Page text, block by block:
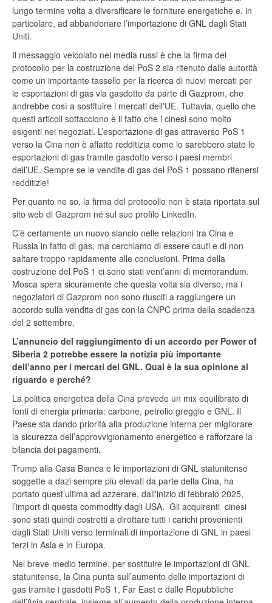
lungo termine volta a diversificare le forniture energetiche e, in
particolare, ad abbandonare l’importazione di GNL dagli Stati
Uniti.
Il messaggio veicolato nei media russi è che la firma del
protocollo per la costruzione del PoS 2 sia ritenuto dalle autorità
come un importante tassello per la ricerca di nuovi mercati per
le esportazioni di gas via gasdotto da parte di Gazprom, che
andrebbe così a sostituire i mercati dell'UE. Tuttavia, quello che
questi articoli sottacciono è il fatto che i cinesi sono molto
esigenti nei negoziati. L’esportazione di gas attraverso PoS 1
verso la Cina non è affatto redditizia come lo sarebbero state le
esportazioni di gas tramite gasdotto verso i paesi membri
dell’UE. Sempre se le vendite di gas del PoS 1 possano ritenersi
redditizie!
Per quanto ne so, la firma del protocollo non è stata riportata sul
sito web di Gazprom né sul suo profilo LinkedIn.
C’è certamente un nuovo slancio nelle relazioni tra Cina e
Russia in fatto di gas, ma cerchiamo di essere cauti e di non
saltare troppo rapidamente alle conclusioni. Prima della
costruzione del PoS 1 ci sono stati vent’anni di memorandum.
Mosca spera sicuramente che questa volta sia diverso, ma i
negoziatori di Gazprom non sono riusciti a raggiungere un
accordo sulla vendita di gas con la CNPC prima della scadenza
del 2 settembre.
L’annuncio del raggiungimento di un accordo per Power of
Siberia 2 potrebbe essere la notizia più importante
dell’anno per i mercati del GNL. Qual è la sua opinione al
riguardo e perché?
La politica energetica della Cina prevede un mix equilibrato di
fonti di energia primaria: carbone, petrolio greggio e GNL. Il
Paese sta dando priorità alla produzione interna per migliorare
la sicurezza dell’approvvigionamento energetico e rafforzare la
bilancia dei pagamenti.
Trump alla Casa Bianca e le importazioni di GNL statunitense
soggette a dazi sempre più elevati da parte della Cina, ha
portato quest’ultima ad azzerare, dall'inizio di febbraio 2025,
l’import di questa commodity dagli USA. Gli acquirenti cinesi
sono stati quindi costretti a dirottare tutti i carichi provenienti
dagli Stati Uniti verso terminali di importazione di GNL in paesi
terzi in Asia e in Europa.
Nel breve-medio termine, per sostituire le importazioni di GNL
statunitense, la Cina punta sull’aumento delle importazioni di
gas tramite i gasdotti PoS 1, Far East e dalle Repubbliche